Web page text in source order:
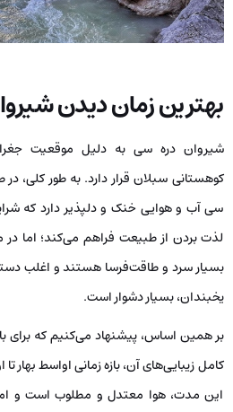
بهترین زمان دیدن
شیروان دره سی به دلیل موقعیت
کوهستانی سبلان قرار دارد. به طور کلی،
‌سی آب ‌و هوایی خنک و دلپذیر دارد که
لذت بردن از طبیعت فراهم می‌کند؛ اما
بسیار سرد و طاقت‌فرسا هستند و اغلب
یخبندان، بسیار دشوار است.
بر همین اساس، پیشنهاد می‌کنیم که برای
کامل زیبایی‌های آن، بازه زمانی اواسط بهار تا
این مدت، هوا معتدل و مطلوب است و